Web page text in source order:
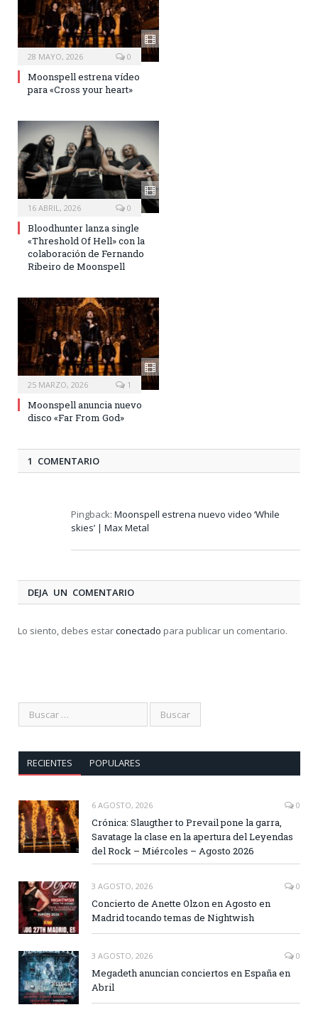
28 MAYO, 2026 0
Moonspell estrena vídeo
para «Cross your heart»
16 ABRIL, 2026 0
Bloodhunter lanza single
«Threshold Of Hell» con la
colaboración de Fernando
Ribeiro de Moonspell
25 MARZO, 2026 1
Moonspell anuncia nuevo
disco «Far From God»
1 COMENTARIO
Pingback: Moonspell estrena nuevo video ‘While
skies’ | Max Metal
DEJA UN COMENTARIO
Lo siento, debes estarconectado para publicar un comentario.
RECIENTES POPULARES
6 AGOSTO, 2026 0
Crónica: Slaugther to Prevail pone la garra,
Savatage la clase en la apertura del Leyendas
del Rock – Miércoles – Agosto 2026
3 AGOSTO, 2026 0
Concierto de Anette Olzon en Agosto en
Madrid tocando temas de Nightwish
3 AGOSTO, 2026 0
Megadeth anuncian conciertos en España en
Abril